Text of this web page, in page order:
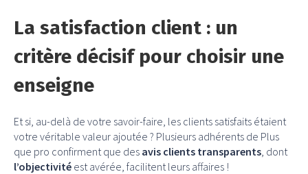
La satisfaction client : un
critère décisif pour choisir une
enseigne
Et si, au-delà de votre savoir-faire, les clients satisfaits étaient
votre véritable valeur ajoutée ? Plusieurs adhérents de Plus
que pro confirment que des avis clients transparents , dont
l’objectivité est avérée, facilitent leurs affaires !